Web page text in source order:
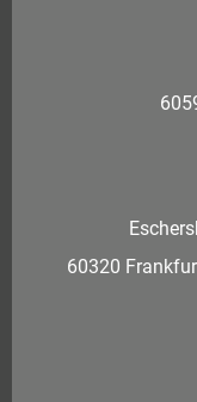
60320